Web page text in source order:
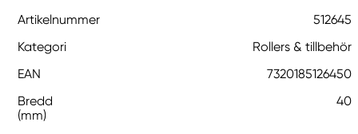
Artikelnummer
512645
Kategori
Rollers & tillbehör
EAN
7320185126450
Bredd
(mm)
40